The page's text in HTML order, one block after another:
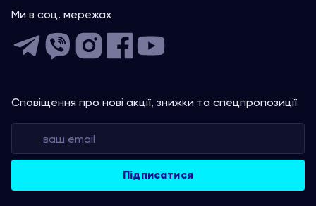
Ми в соц. мережах
Сповіщення про нові акції, знижки та спецпропозиції